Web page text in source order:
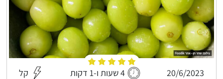
20/6/2023 4 שעות ו-1 דקות קל